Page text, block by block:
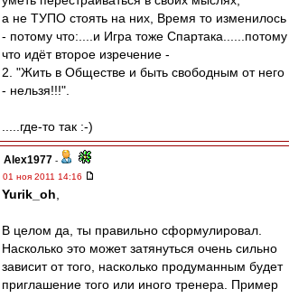
а не ТУПО стоять на них, Время то изменилось
- потому что:....и Игра тоже Спартака......потому
что идёт второе изречение -
2. "Жить в Обществе и быть свободным от него
- нельзя!!!".
.....где-то так :-)
Alex1977 -
01 ноя 2011 14:16
Yurik_oh
В целом да, ты правильно сформулировал.
Насколько это может затянуться очень сильно
зависит от того, насколько продуманным будет
приглашение того или иного тренера. Пример